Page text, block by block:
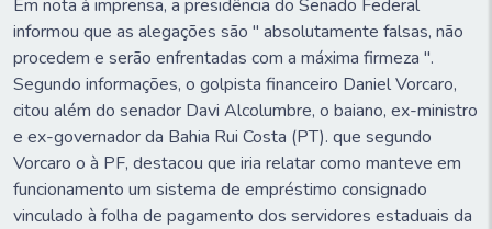
Em nota à imprensa, a presidência do Senado Federal
informou que as alegações são " absolutamente falsas, não
procedem e serão enfrentadas com a máxima firmeza ".
Segundo informações, o golpista financeiro Daniel Vorcaro,
citou além do senador Davi Alcolumbre, o baiano, ex-ministro
e ex-governador da Bahia Rui Costa (PT). que segundo
Vorcaro o à PF, destacou que iria relatar como manteve em
funcionamento um sistema de empréstimo consignado
vinculado à folha de pagamento dos servidores estaduais da